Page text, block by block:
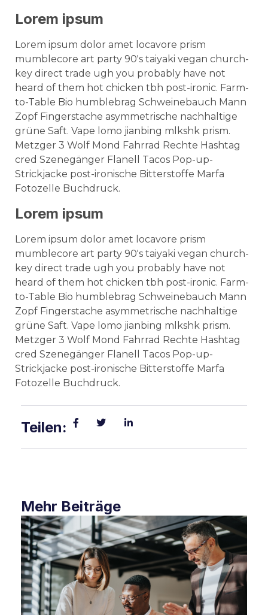
Lorem ipsum
Lorem ipsum dolor amet locavore prism
mumblecore art party 90's taiyaki vegan church-
key direct trade ugh you probably have not
heard of them hot chicken tbh post-ironic. Farm-
to-Table Bio humblebrag Schweinebauch Mann
Zopf Fingerstache asymmetrische nachhaltige
grüne Saft. Vape lomo jianbing mlkshk prism.
Metzger 3 Wolf Mond Fahrrad Rechte Hashtag
cred Szenegänger Flanell Tacos Pop-up-
Strickjacke post-ironische Bitterstoffe Marfa
Fotozelle Buchdruck.
Lorem ipsum
Lorem ipsum dolor amet locavore prism
mumblecore art party 90's taiyaki vegan church-
key direct trade ugh you probably have not
heard of them hot chicken tbh post-ironic. Farm-
to-Table Bio humblebrag Schweinebauch Mann
Zopf Fingerstache asymmetrische nachhaltige
grüne Saft. Vape lomo jianbing mlkshk prism.
Metzger 3 Wolf Mond Fahrrad Rechte Hashtag
cred Szenegänger Flanell Tacos Pop-up-
Strickjacke post-ironische Bitterstoffe Marfa
Fotozelle Buchdruck.
Teilen:
Mehr Beiträge